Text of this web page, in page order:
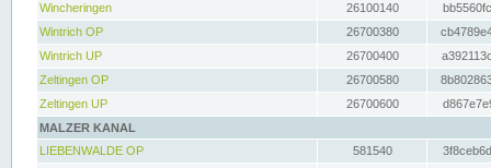
Wincheringen
26100140
Wintrich OP
26700380
Wintrich UP
26700400
Zeltingen OP
26700580
Zeltingen UP
26700600
MALZER KANAL
LIEBENWALDE OP
581540